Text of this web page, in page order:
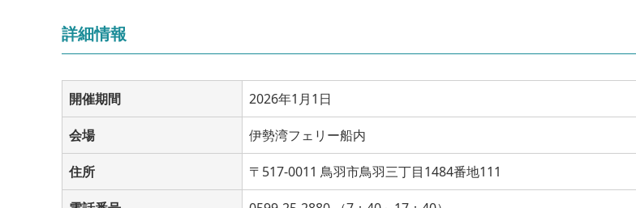
詳細情報
開催期間 2026年1月1日
会場 伊勢湾フェリー船内
住所 〒517-0011 鳥羽市鳥羽三丁目1484番地111